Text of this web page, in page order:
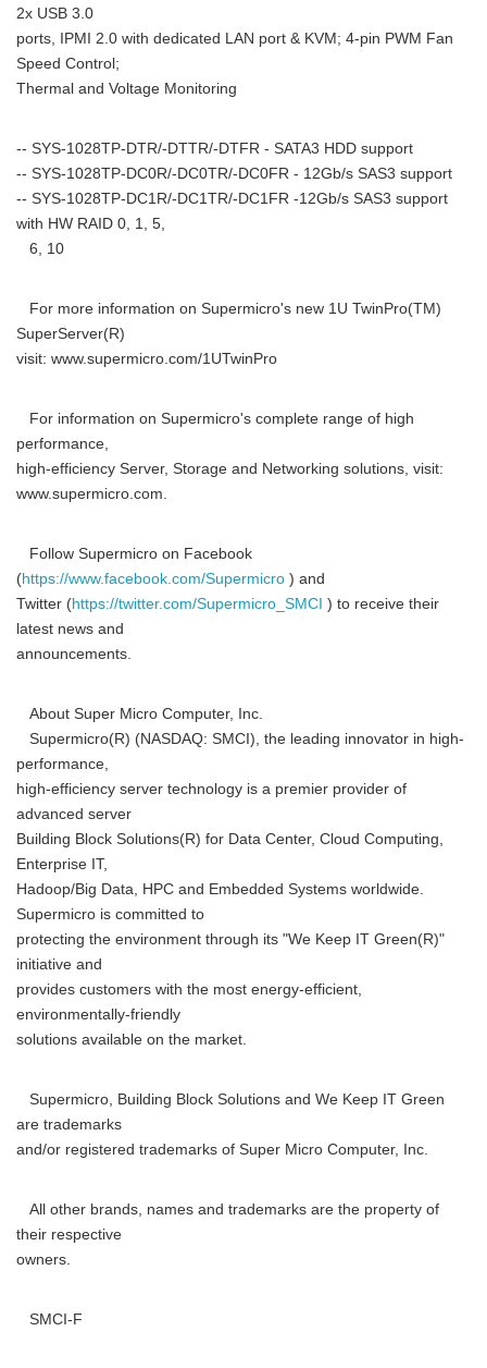
2x USB 3.0
ports, IPMI 2.0 with dedicated LAN port & KVM; 4-pin PWM Fan
Speed Control;
Thermal and Voltage Monitoring
-- SYS-1028TP-DTR/-DTTR/-DTFR - SATA3 HDD support
-- SYS-1028TP-DC0R/-DC0TR/-DC0FR - 12Gb/s SAS3 support
-- SYS-1028TP-DC1R/-DC1TR/-DC1FR -12Gb/s SAS3 support
with HW RAID 0, 1, 5,
6, 10
For more information on Supermicro's new 1U TwinPro(TM)
SuperServer(R)
visit: www.supermicro.com/1UTwinPro
For information on Supermicro's complete range of high
performance,
high-efficiency Server, Storage and Networking solutions, visit:
www.supermicro.com.
Follow Supermicro on Facebook
(https://www.facebook.com/Supermicro ) and
Twitter (https://twitter.com/Supermicro_SMCI ) to receive their
latest news and
announcements.
About Super Micro Computer, Inc.
Supermicro(R) (NASDAQ: SMCI), the leading innovator in high-
performance,
high-efficiency server technology is a premier provider of
advanced server
Building Block Solutions(R) for Data Center, Cloud Computing,
Enterprise IT,
Hadoop/Big Data, HPC and Embedded Systems worldwide.
Supermicro is committed to
protecting the environment through its "We Keep IT Green(R)"
initiative and
provides customers with the most energy-efficient,
environmentally-friendly
solutions available on the market.
Supermicro, Building Block Solutions and We Keep IT Green
are trademarks
and/or registered trademarks of Super Micro Computer, Inc.
All other brands, names and trademarks are the property of
their respective
owners.
SMCI-F